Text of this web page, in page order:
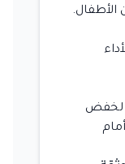
الأطفال.
لخفض